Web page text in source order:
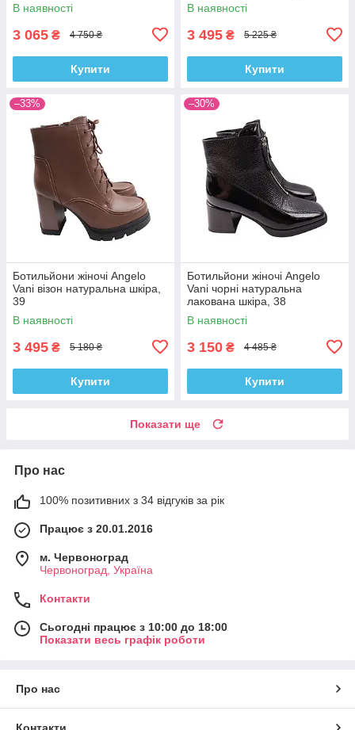
В наявності
3 065 ₴ 4 750 ₴
Купити
В наявності
3 495 ₴ 5 225 ₴
Купити
–33%
Ботильйони жіночі Angelo
Vani візон натуральна шкіра,
39
В наявності
3 495 ₴ 5 180 ₴
Купити
–30%
Ботильйони жіночі Angelo
Vani чорні натуральна
лакована шкіра, 38
В наявності
3 150 ₴ 4 485 ₴
Купити
Показати ще
Про нас
100% позитивних з 34 відгуків за рік
Працює з 20.01.2016
м. Червоноград
Червоноград, Україна
Контакти
Сьогодні працює з 10:00 до 18:00
Показати весь графік роботи
Про нас